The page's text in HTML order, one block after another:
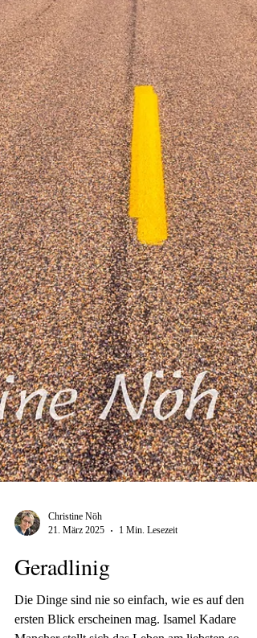
21. März 2025
Geradlinig
Die Dinge sind nie so einfach, wie es auf den